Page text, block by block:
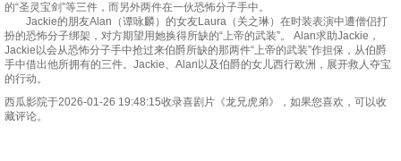
的“圣灵宝剑”等三件，而另外两件在一伙恐怖分子手中。
Jackie的朋友Alan（谭咏麟）的女友Laura（关之琳）在时装表演中遭僧侣打
扮的恐怖分子绑架，对方期望用她换得所缺的“上帝的武装”。 Alan求助Jackie，
Jackie以会从恐怖分子手中抢过来伯爵所缺的那两件“上帝的武装”作担保，从伯爵
手中借出他所拥有的三件。Jackie、Alan以及伯爵的女儿西行欧洲，展开救人夺宝
的行动。
西瓜影院于2026-01-26 19:48:15收录喜剧片《龙兄虎弟》，如果您喜欢，可以收
藏评论。